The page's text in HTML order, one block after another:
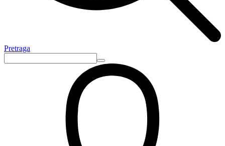
Pretraga